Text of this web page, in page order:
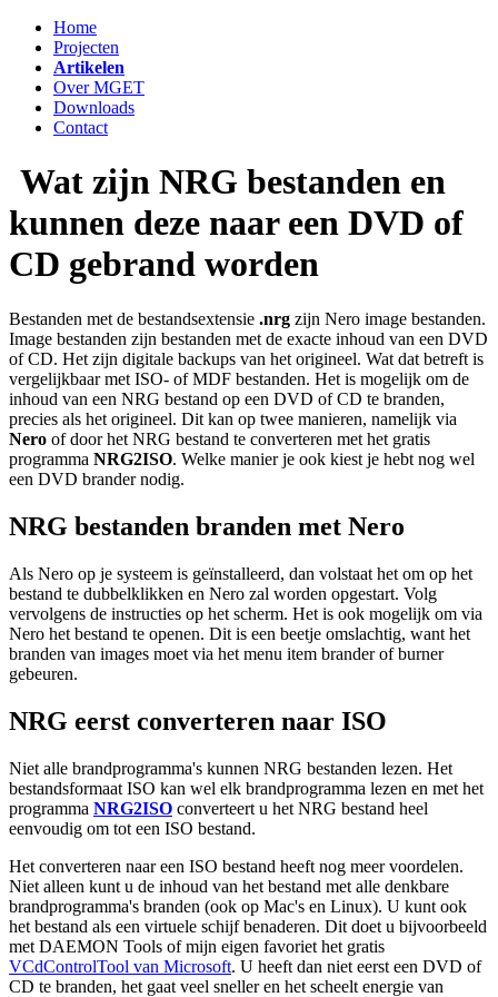
Home
Projecten
Artikelen
Over MGET
Downloads
Contact
Wat zijn NRG bestanden en
kunnen deze naar een DVD of
CD gebrand worden
Bestanden met de bestandsextensie .nrg zijn Nero image bestanden.
Image bestanden zijn bestanden met de exacte inhoud van een DVD
of CD. Het zijn digitale backups van het origineel. Wat dat betreft is
vergelijkbaar met ISO- of MDF bestanden. Het is mogelijk om de
inhoud van een NRG bestand op een DVD of CD te branden,
precies als het origineel. Dit kan op twee manieren, namelijk via
Nero of door het NRG bestand te converteren met het gratis
programma NRG2ISO. Welke manier je ook kiest je hebt nog wel
een DVD brander nodig.
NRG bestanden branden met Nero
Als Nero op je systeem is geïnstalleerd, dan volstaat het om op het
bestand te dubbelklikken en Nero zal worden opgestart. Volg
vervolgens de instructies op het scherm. Het is ook mogelijk om via
Nero het bestand te openen. Dit is een beetje omslachtig, want het
branden van images moet via het menu item brander of burner
gebeuren.
NRG eerst converteren naar ISO
Niet alle brandprogramma's kunnen NRG bestanden lezen. Het
bestandsformaat ISO kan wel elk brandprogramma lezen en met het
programma NRG2ISO converteert u het NRG bestand heel
eenvoudig om tot een ISO bestand.
Het converteren naar een ISO bestand heeft nog meer voordelen.
Niet alleen kunt u de inhoud van het bestand met alle denkbare
brandprogramma's branden (ook op Mac's en Linux). U kunt ook
het bestand als een virtuele schijf benaderen. Dit doet u bijvoorbeeld
met DAEMON Tools of mijn eigen favoriet het gratis
VCdControlTool van Microsoft. U heeft dan niet eerst een DVD of
CD te branden, het gaat veel sneller en het scheelt energie van